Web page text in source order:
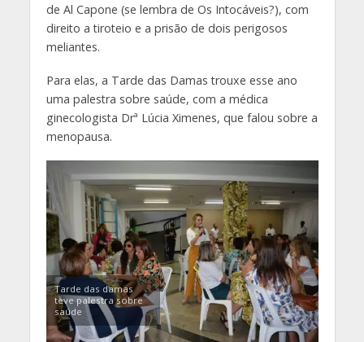
de Al Capone (se lembra de Os Intocáveis?), com
direito a tiroteio e a prisão de dois perigosos
meliantes.
Para elas, a Tarde das Damas trouxe esse ano
uma palestra sobre saúde, com a médica
ginecologista Drª Lúcia Ximenes, que falou sobre a
menopausa.
Tarde das damas
teve palestra sobre
saúde